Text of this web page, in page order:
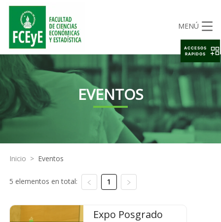
MENÚ
EVENTOS
Inicio > Eventos
5 elementos en total: 1
Expo Posgrado
ACCESOS
RAPIDOS